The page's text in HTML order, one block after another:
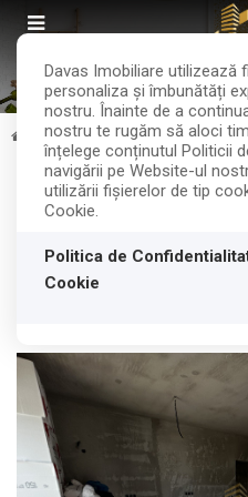
Davas Imobiliare utilizează
personaliza și îmbunătăți
nostru. Înainte de a
nostru te rugăm să aloci
înțelege conținutul Politicii
navigării pe Website-ul
utilizării fişierelor de tip
Cookie.
Politica de
Cookie
Vanzare Apartamente
Apartament 2
Manastur | Terasa
Cluj-Napoca, Manastur